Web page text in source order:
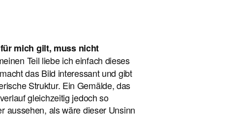
mich gilt, muss nicht
Teil liebe ich einfach dieses
das Bild interessant und gibt
Struktur. Ein Gemälde, das
gleichzeitig jedoch so
aussehen, als wäre dieser Unsinn